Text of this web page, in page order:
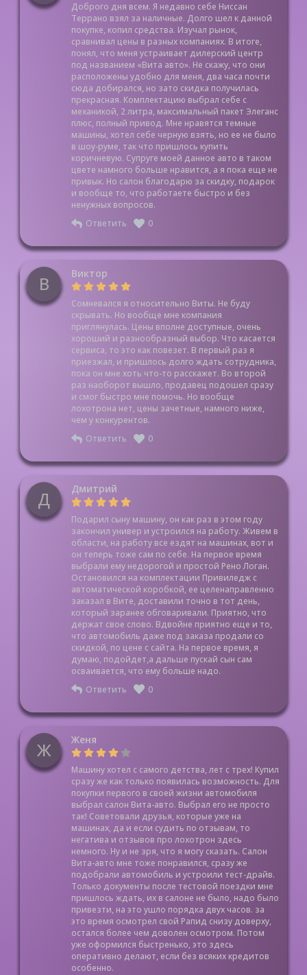
Доброго дня всем. Я недавно себе Ниссан
Террано взял за наличные. Долго шел к данной
покупке, копил средства. Изучал рынок,
сравнивал цены в разных компаниях. В итоге,
понял, что меня устраивает дилерский центр
под названием «Вита авто». Не скажу, что они
расположены удобно для меня, два часа почти
сюда добирался, но зато скидка получилась
прекрасная. Комплектацию выбрал себе с
механикой, 2 литра, максимальный пакет Элеганс
плюс, полный привод. Мне нравятся темные
машины, хотел себе черную взять, но ее не было
в шоу-руме, так что пришлось купить
коричневую. Супруге моей данное авто в таком
цвете намного больше нравится, а я пока еще не
привык. Но салон благодарю за скидку, подарок
и вообще то, что работаете быстро и без
ненужных вопросов.
Ответить
0
В Виктор
Сомневался я относительно Виты. Не буду
скрывать. Но вообще мне компания
приглянулась. Цены вполне доступные, очень
хороший и разнообразный выбор. Что касается
сервиса, то это как повезет. В первый раз я
приезжал, и пришлось долго ждать сотрудника,
пока он мне хоть что-то расскажет. Во второй
раз наоборот вышло, продавец подошел сразу
и смог быстро мне помочь. Но вообще
лохотрона нет, цены зачетные, намного ниже,
чем у конкурентов.
Ответить
0
Д Дмитрий
Подарил сыну машину, он как раз в этом году
закончил универ и устроился на работу. Живем в
области, на работу все ездят на машинах, вот и
он теперь тоже сам по себе. На первое время
выбрали ему недорогой и простой Рено Логан.
Остановился на комплектации Привиледж с
автоматической коробкой, ее целенаправленно
заказал в Вите, доставили точно в тот день,
который заранее обговаривали. Приятно, что
держат свое слово. Вдвойне приятно еще и то,
что автомобиль даже под заказа продали со
скидкой, по цене с сайта. На первое время, я
думаю, подойдет,а дальше пускай сын сам
осваивается, что ему больше надо.
Ответить
0
Ж Женя
Машину хотел с самого детства, лет с трех! Купил
сразу же как только появилась возможность. Для
покупки первого в своей жизни автомобиля
выбрал салон Вита-авто. Выбрал его не просто
так! Советовали друзья, которые уже на
машинах, да и если судить по отзывам, то
негатива и отзывов про лохотрон здесь
немного. Ну и не зря, что я могу сказать. Салон
Вита-авто мне тоже понравился, сразу же
подобрали автомобиль и устроили тест-драйв.
Только документы после тестовой поездки мне
пришлось ждать, их в салоне не было, надо было
привезти, на это ушло порядка двух часов. за
это время осмотрел свой Рапид снизу доверху,
остался более чем доволен осмотром. Потом
уже оформился быстренько, это здесь
оперативно делают, если без всяких кредитов
особенно.